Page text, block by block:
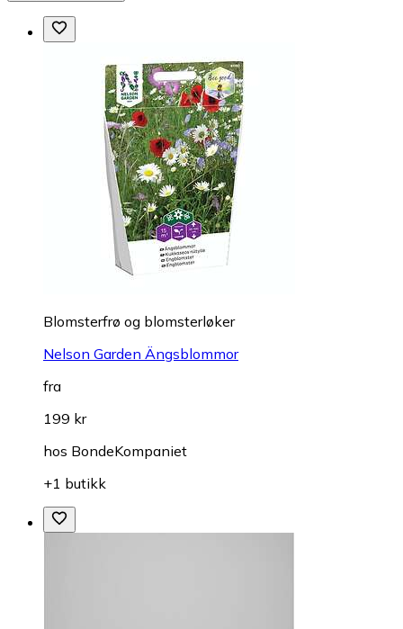
Blomsterfrø og blomsterløker
Nelson Garden Ängsblommor
fra
199 kr
hos BondeKompaniet
+1 butikk